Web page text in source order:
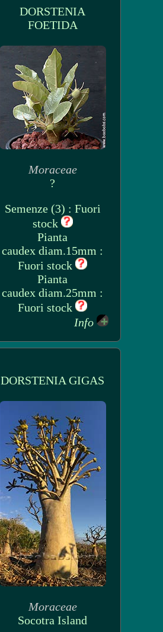
DORSTENIA
FOETIDA
Moraceae
?
Semenze (3) : Fuori
stock
Pianta
caudex diam.15mm :
Fuori stock
Pianta
caudex diam.25mm :
Fuori stock
Info
DORSTENIA GIGAS
Moraceae
Socotra Island